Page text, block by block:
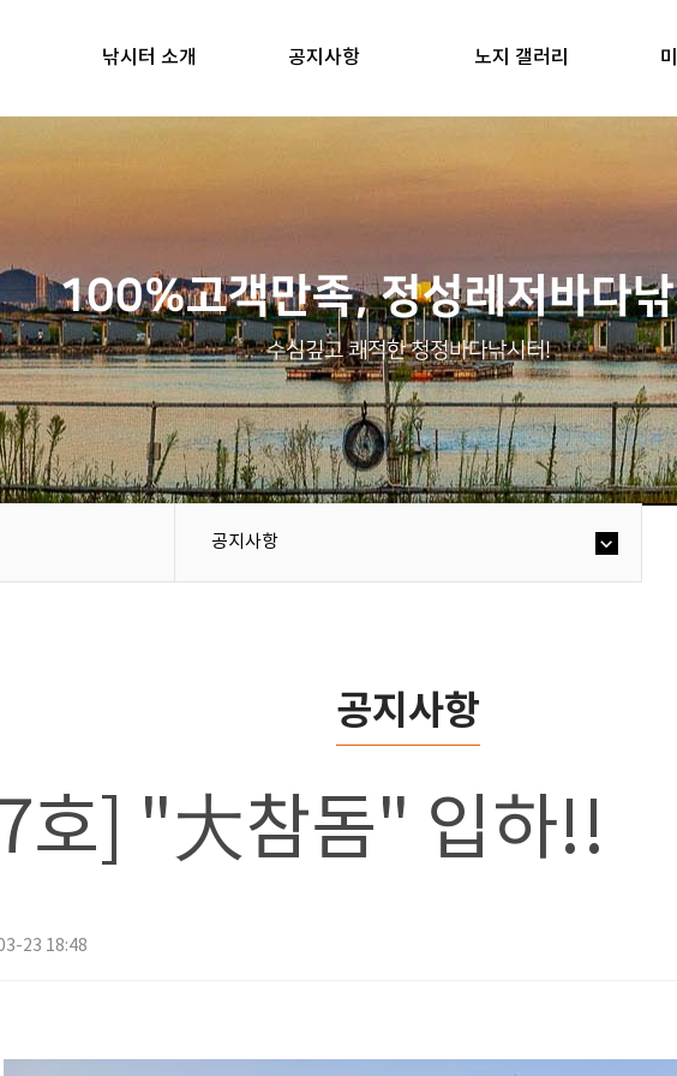
낚시터 소개 공지사항 노지 갤러리
100%고객만족, 정성레저바다
수심깊고 쾌적한 청정바다낚시터!
공지사항
공지사항
호] "大참돔" 입하!!
23 18:48